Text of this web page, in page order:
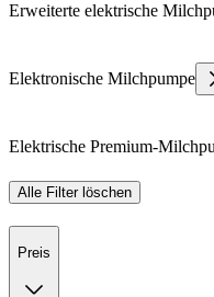
Erweiterte elektrische
Elektronische Milchpumpe
Elektrische Premium-
Alle Filter löschen
Preis